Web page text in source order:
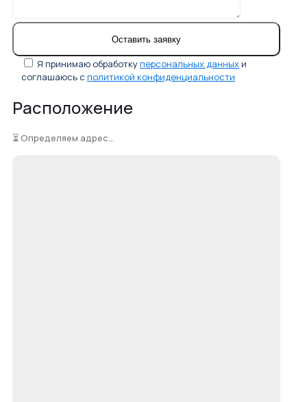
Я принимаю обработкуперсональных данных и
соглашаюсь с политикой конфиденциальности
Расположение
⏳ Определяем адрес...